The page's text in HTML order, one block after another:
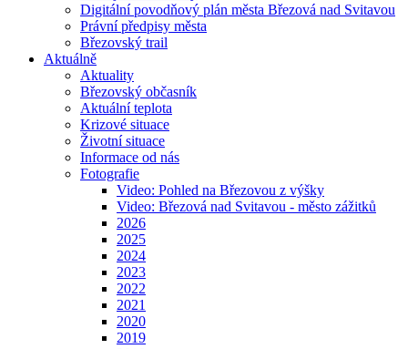
Digitální povodňový plán města Březová nad Svitavou
Právní předpisy města
Březovský trail
Aktuálně
Aktuality
Březovský občasník
Aktuální teplota
Krizové situace
Životní situace
Informace od nás
Fotografie
Video: Pohled na Březovou z výšky
Video: Březová nad Svitavou - město zážitků
2026
2025
2024
2023
2022
2021
2020
2019